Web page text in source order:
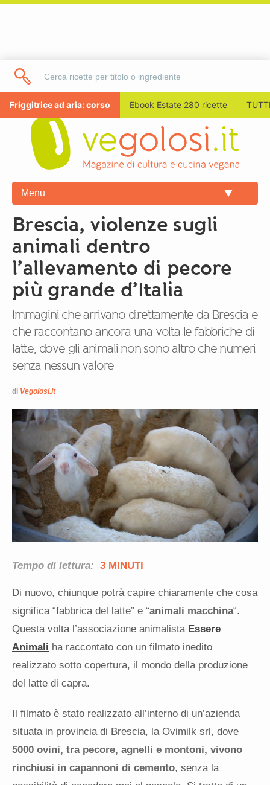
Friggitrice ad aria: corso Ebook Estate 280 ricette
Menu
Brescia, violenze sugli
animali dentro
l’allevamento di pecore
più grande d’Italia
Immagini che arrivano direttamente da Brescia e
che raccontano ancora una volta le fabbriche di
latte, dove gli animali non sono altro che numeri
senza nessun valore
di Vegolosi.it
Tempo di lettura: 3 MINUTI
Di nuovo, chiunque potrà capire chiaramente che cosa
significa “fabbrica del latte” e “animali macchina“.
Questa volta l’associazione animalista Essere
Animali ha raccontato con un filmato inedito
realizzato sotto copertura, il mondo della produzione
del latte di capra.
Il fil mato è stato realizzato all’interno di un’azienda
situata in provincia di Brescia, la Ovimilk srl, dove
5000 ovini, tra pecore, agnelli e montoni, vivono
rinchiusi in capannoni di cemento, senza la